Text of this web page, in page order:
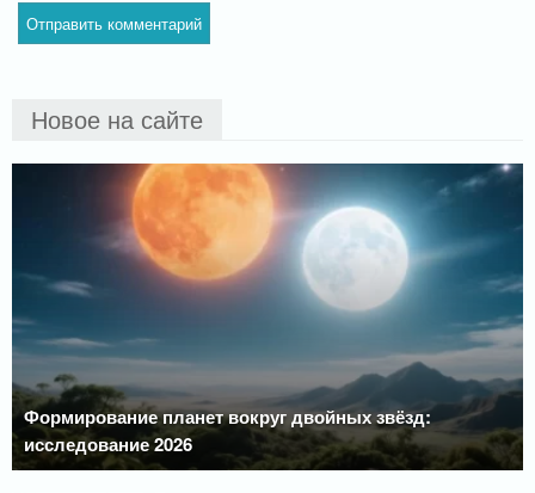
Новое на сайте
Формирование планет вокруг двойных звёзд:
исследование 2026